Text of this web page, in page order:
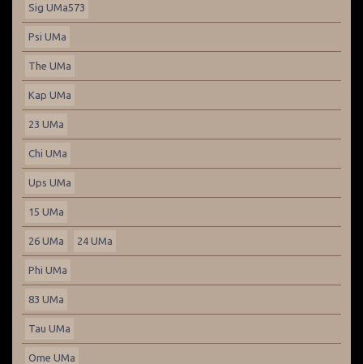
Sig UMa573
Psi UMa
The UMa
Kap UMa
23 UMa
Chi UMa
Ups UMa
15 UMa
26 UMa 24 UMa
Phi UMa
83 UMa
Tau UMa
Ome UMa